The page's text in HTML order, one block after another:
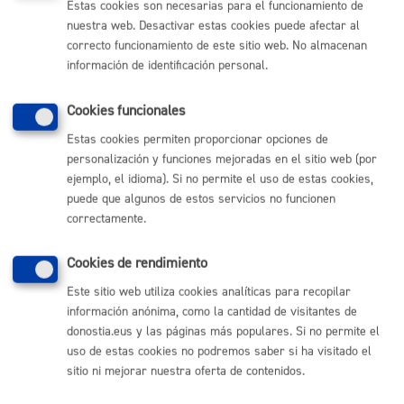
este trámite.
Cantidad a abonar
Gratuito
Plazo de resolución y sentido
del silencio
Plazo estimado:4 meses Plazo legal:6 meses
Sentido del silencio: Negativo
Estas cookies son necesarias para el funcionamiento de
nuestra web. Desactivar estas cookies puede afectar al
correcto funcionamiento de este sitio web. No almacenan
información de identificación personal.
Cookies funcionales
Estas cookies permiten proporcionar opciones de
personalización y funciones mejoradas en el sitio web (por
ejemplo, el idioma). Si no permite el uso de estas cookies,
puede que algunos de estos servicios no funcionen
correctamente.
Cookies de rendimiento
Este sitio web utiliza cookies analíticas para recopilar
información anónima, como la cantidad de visitantes de
donostia.eus y las páginas más populares. Si no permite el
uso de estas cookies no podremos saber si ha visitado el
sitio ni mejorar nuestra oferta de contenidos.